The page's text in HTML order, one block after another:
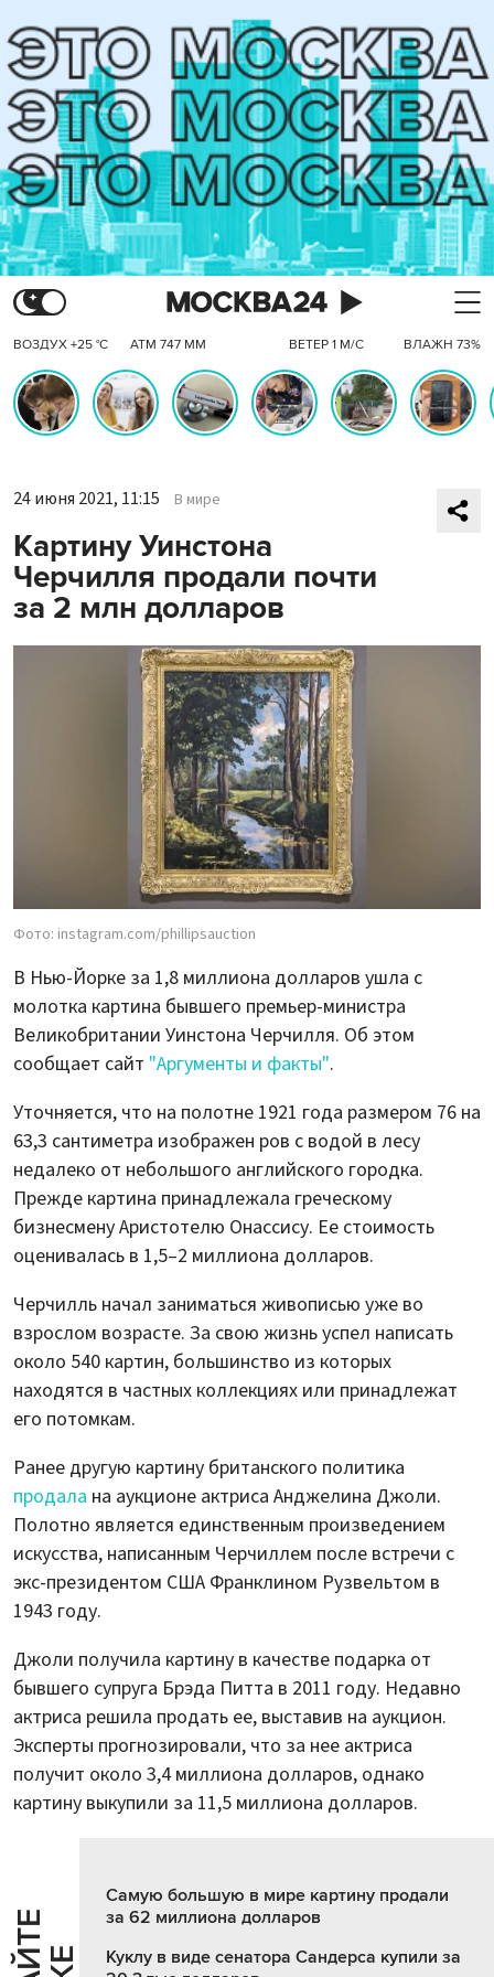
ВОЗДУХ +25 °C АТМ 747 ММ ВЕТЕР 1 М/С ВЛАЖН 73%
24 июня 2021, 11:15 В мире
Картину Уинстона
Черчилля продали почти
за 2 млн долларов
Фото: instagram.com/phillipsauction
В Нью-Йорке за 1,8 миллиона долларов ушла с
молотка картина бывшего премьер-министра
Великобритании Уинстона Черчилля. Об этом
сообщает сайт "Аргументы и факты".
Уточняется, что на полотне 1921 года размером 76 на
63,3 сантиметра изображен ров с водой в лесу
недалеко от небольшого английского городка.
Прежде картина принадлежала греческому
бизнесмену Аристотелю Онассису. Ее стоимость
оценивалась в 1,5–2 миллиона долларов.
Черчилль начал заниматься живописью уже во
взрослом возрасте. За свою жизнь успел написать
около 540 картин, большинство из которых
находятся в частных коллекциях или принадлежат
его потомкам.
Ранее другую картину британского политика
продала на аукционе актриса Анджелина Джоли.
Полотно является единственным произведением
искусства, написанным Черчиллем после встречи с
экс-президентом США Франклином Рузвельтом в
1943 году.
Джоли получила картину в качестве подарка от
бывшего супруга Брэда Питта в 2011 году. Недавно
актриса решила продать ее, выставив на аукцион.
Эксперты прогнозировали, что за нее актриса
получит около 3,4 миллиона долларов, однако
картину выкупили за 11,5 миллиона долларов.
Самую большую в мире картину продали
за 62 миллиона долларов
Куклу в виде сенатора Сандерса купили за